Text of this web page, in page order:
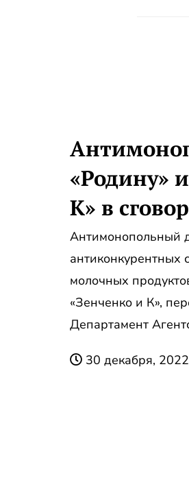
«Родину»
К» в
Антимонопольный
антиконкурентных
молочных
«Зенченко и К»,
Департамент
30 декабря, 2022